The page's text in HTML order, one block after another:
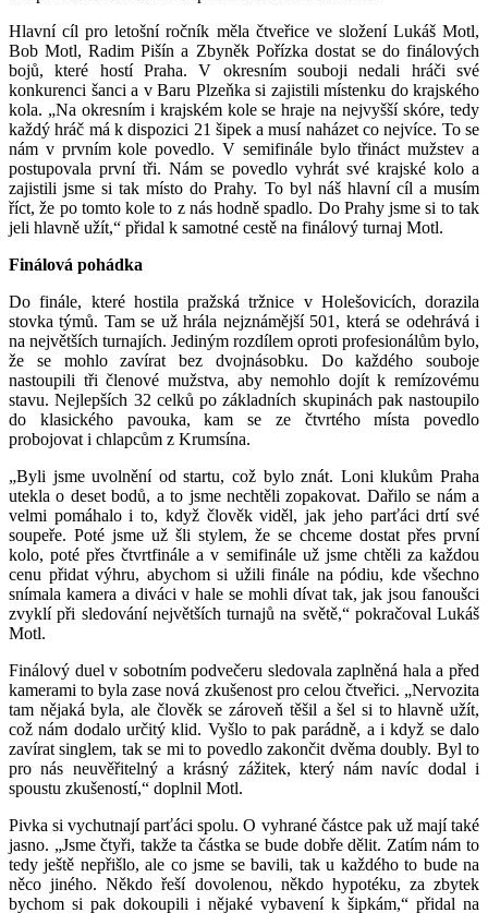
Hlavní cíl pro letošní ročník měla čtveřice ve složení Lukáš Motl,
Bob Motl, Radim Pišín a Zbyněk Pořízka dostat se do finálových
bojů, které hostí Praha. V okresním souboji nedali hráči své
konkurenci šanci a v Baru Plzeňka si zajistili místenku do krajského
kola. „Na okresním i krajském kole se hraje na nejvyšší skóre, tedy
každý hráč má k dispozici 21 šipek a musí naházet co nejvíce. To se
nám v prvním kole povedlo. V semifinále bylo třináct mužstev a
postupovala první tři. Nám se povedlo vyhrát své krajské kolo a
zajistili jsme si tak místo do Prahy. To byl náš hlavní cíl a musím
říct, že po tomto kole to z nás hodně spadlo. Do Prahy jsme si to tak
jeli hlavně užít,“ přidal k samotné cestě na finálový turnaj Motl.
Finálová pohádka
Do finále, které hostila pražská tržnice v Holešovicích, dorazila
stovka týmů. Tam se už hrála nejznámější 501, která se odehrává i
na největších turnajích. Jediným rozdílem oproti profesionálům bylo,
že se mohlo zavírat bez dvojnásobku. Do každého souboje
nastoupili tři členové mužstva, aby nemohlo dojít k remízovému
stavu. Nejlepších 32 celků po základních skupinách pak nastoupilo
do klasického pavouka, kam se ze čtvrtého místa povedlo
probojovat i chlapcům z Krumsína.
„Byli jsme uvolnění od startu, což bylo znát. Loni klukům Praha
utekla o deset bodů, a to jsme nechtěli zopakovat. Dařilo se nám a
velmi pomáhalo i to, když člověk viděl, jak jeho parťáci drtí své
soupeře. Poté jsme už šli stylem, že se chceme dostat přes první
kolo, poté přes čtvrtfinále a v semifinále už jsme chtěli za každou
cenu přidat výhru, abychom si užili finále na pódiu, kde všechno
snímala kamera a diváci v hale se mohli dívat tak, jak jsou fanoušci
zvyklí při sledování největších turnajů na světě,“ pokračoval Lukáš
Motl.
Finálový duel v sobotním podvečeru sledovala zaplněná hala a před
kamerami to byla zase nová zkušenost pro celou čtveřici. „Nervozita
tam nějaká byla, ale člověk se zároveň těšil a šel si to hlavně užít,
což nám dodalo určitý klid. Vyšlo to pak parádně, a i když se dalo
zavírat singlem, tak se mi to povedlo zakončit dvěma doubly. Byl to
pro nás neuvěřitelný a krásný zážitek, který nám navíc dodal i
spoustu zkušeností,“ doplnil Motl.
Pivka si vychutnají parťáci spolu. O vyhrané částce pak už mají také
jasno. „Jsme čtyři, takže ta částka se bude dobře dělit. Zatím nám to
tedy ještě nepřišlo, ale co jsme se bavili, tak u každého to bude na
něco jiného. Někdo řeší dovolenou, někdo hypotéku, za zbytek
bychom si pak dokoupili i nějaké vybavení k šipkám,“ přidal na